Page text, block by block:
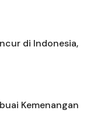
di Indonesia,
Kemenangan